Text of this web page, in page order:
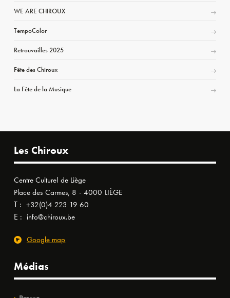
WE ARE CHIROUX
TempoColor
Retrouvailles 2025
Fête des Chiroux
La Fête de la Musique
Les Chiroux
Centre Culturel de Liège
Place des Carmes, 8 - 4000 LIÈGE
T : +32(0)4 223 19 60
E : info@chiroux.be
Google map
Médias